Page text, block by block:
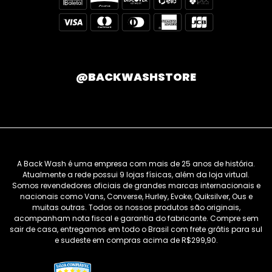
@BACKWASHSTORE
A Back Wash é uma empresa com mais de 25 anos de história.
Atualmente a rede possui 9 lojas físicas, além da loja virtual.
Somos revendedores oficiais de grandes marcas internacionais e
nacionais como Vans, Converse, Hurley, Evoke, Quiksilver, Ous e
muitas outras. Todos os nossos produtos são originais,
acompanham nota fiscal e garantia do fabricante. Compre sem
sair de casa, entregamos em todo o Brasil com frete grátis para sul
e sudeste em compras acima de R$299,90.